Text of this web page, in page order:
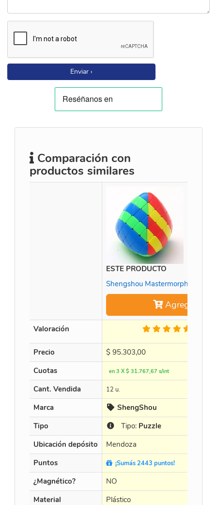
Enviar ›
Comparación con
productos similares
ESTE PRODUCTO
Shengshou Mastermorphix 5x5
Agregar
Valoración
Precio $ 95.303,00
Cuotas
en 3 X $ 31.767,67 s/int
Cant. Vendida 12 u.
Marca
ShengShou
Tipo
Tipo: Puzzle
Ubicación depósito
Mendoza
Puntos
¡Sumás 2443 puntos!
¿Magnético?
NO
Material
Plástico